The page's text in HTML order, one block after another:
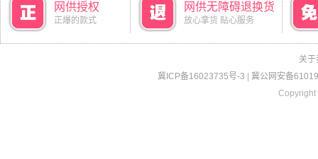
网供授权
正爆的款式
网供无障碍退换货
放心拿货 贴心服务
关于
冀ICP备16023735号-3
冀公网安备